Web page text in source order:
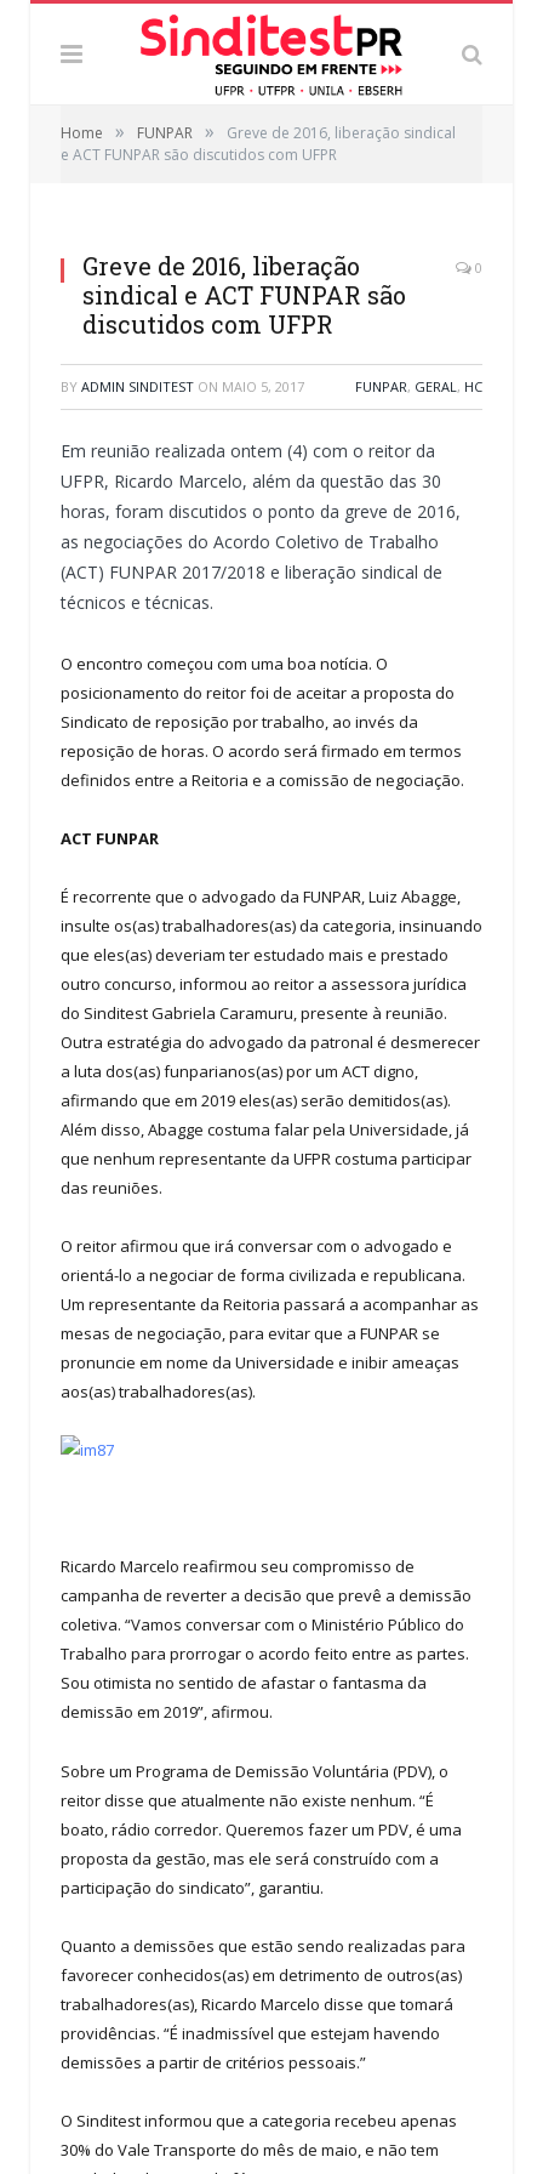
Home » FUNPAR »
Greve de 2016, liberação sindical
e ACT FUNPAR são discutidos com UFPR
Greve de 2016, liberação
sindical e ACT FUNPAR são
discutidos com UFPR
0
BY ADMIN SINDITEST ON MAIO 5, 2017 FUNPAR, GERAL , HC
Em reunião realizada ontem (4) com o reitor da
UFPR, Ricardo Marcelo, além da questão das 30
horas, foram discutidos o ponto da greve de 2016,
as negociações do Acordo Coletivo de Trabalho
(ACT) FUNPAR 2017/2018 e liberação sindical de
técnicos e técnicas.
O encontro começou com uma boa notícia. O
posicionamento do reitor foi de aceitar a proposta do
Sindicato de reposição por trabalho, ao invés da
reposição de horas. O acordo será firmado em termos
definidos entre a Reitoria e a comissão de negociação.
ACT FUNPAR
É recorrente que o advogado da FUNPAR, Luiz Abagge,
insulte os(as) trabalhadores(as) da categoria, insinuando
que eles(as) deveriam ter estudado mais e prestado
outro concurso, informou ao reitor a assessora jurídica
do Sinditest Gabriela Caramuru, presente à reunião.
Outra estratégia do advogado da patronal é desmerecer
a luta dos(as) funparianos(as) por um ACT digno,
afirmando que em 2019 eles(as) serão demitidos(as).
Além disso, Abagge costuma falar pela Universidade, já
que nenhum representante da UFPR costuma participar
das reuniões.
O reitor afirmou que irá conversar com o advogado e
orientá-lo a negociar de forma civilizada e republicana.
Um representante da Reitoria passará a acompanhar as
mesas de negociação, para evitar que a FUNPAR se
pronuncie em nome da Universidade e inibir ameaças
aos(as) trabalhadores(as).
Ricardo Marcelo reafirmou seu compromisso de
campanha de reverter a decisão que prevê a demissão
coletiva. “Vamos conversar com o Ministério Público do
Trabalho para prorrogar o acordo feito entre as partes.
Sou otimista no sentido de afastar o fantasma da
demissão em 2019”, afirmou.
Sobre um Programa de Demissão Voluntária (PDV), o
reitor disse que atualmente não existe nenhum. “É
boato, rádio corredor. Queremos fazer um PDV, é uma
proposta da gestão, mas ele será construído com a
participação do sindicato”, garantiu.
Quanto a demissões que estão sendo realizadas para
favorecer conhecidos(as) em detrimento de outros(as)
trabalhadores(as), Ricardo Marcelo disse que tomará
providências. “É inadmissível que estejam havendo
demissões a partir de critérios pessoais.”
O Sinditest informou que a categoria recebeu apenas
30% do Vale Transporte do mês de maio, e não tem